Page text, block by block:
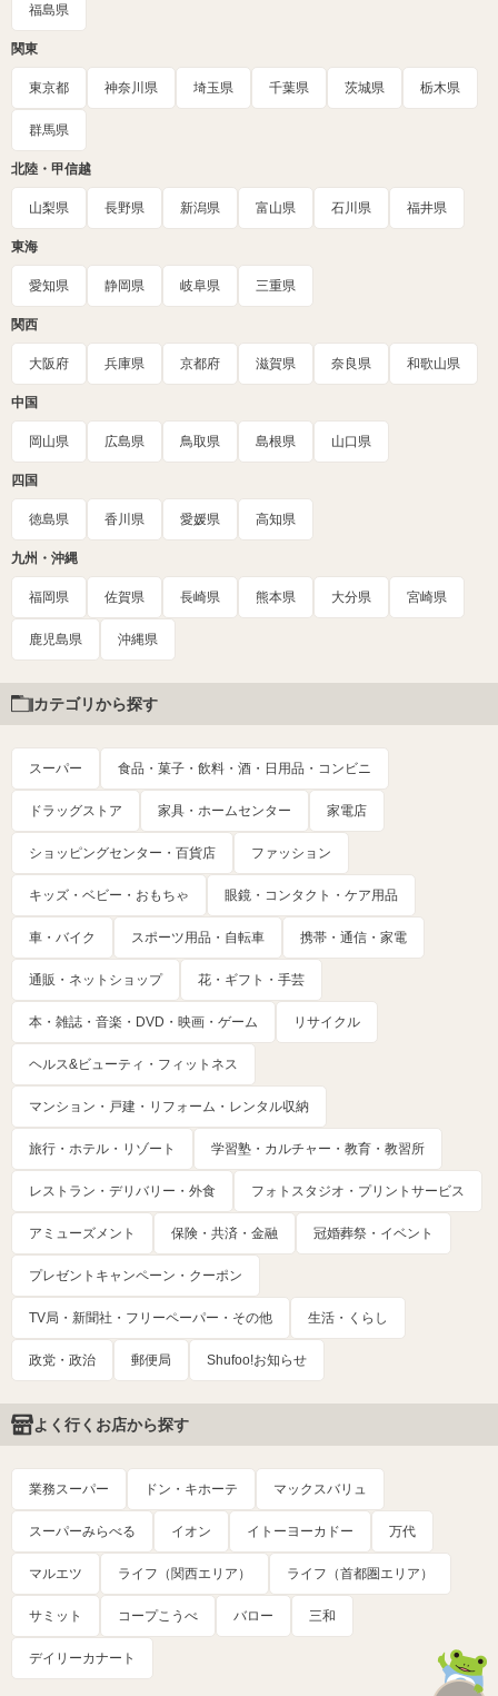
福島県
関東
東京都 神奈川県 埼玉県 千葉県 茨城県 栃木県
群馬県
北陸・甲信越
山梨県 長野県 新潟県 富山県 石川県 福井県
東海
愛知県 静岡県 岐阜県 三重県
関西
大阪府 兵庫県 京都府 滋賀県 奈良県 和歌山県
中国
岡山県 広島県 鳥取県 島根県 山口県
四国
徳島県 香川県 愛媛県 高知県
九州・沖縄
福岡県 佐賀県 長崎県 熊本県 大分県 宮崎県
鹿児島県 沖縄県
カテゴリから探す
スーパー 食品・菓子・飲料・酒・日用品・コンビニ
ドラッグストア 家具・ホームセンター 家電店
ショッピングセンター・百貨店 ファッション
キッズ・ベビー・おもちゃ 眼鏡・コンタクト・ケア用品
車・バイク スポーツ用品・自転車 携帯・通信・家電
通販・ネットショップ 花・ギフト・手芸
本・雑誌・音楽・DVD・映画・ゲーム リサイクル
ヘルス&ビューティ・フィットネス
マンション・戸建・リフォーム・レンタル収納
旅行・ホテル・リゾート 学習塾・カルチャー・教育・教習所
レストラン・デリバリー・外食 フォトスタジオ・プリントサービス
アミューズメント 保険・共済・金融 冠婚葬祭・イベント
プレゼントキャンペーン・クーポン
TV局・新聞社・フリーペーパー・その他 生活・くらし
政党・政治 郵便局 Shufoo!お知らせ
よく行くお店から探す
業務スーパー ドン・キホーテ マックスバリュ
スーパーみらべる イオン イトーヨーカドー 万代
マルエツ ライフ（関西エリア） ライフ（首都圏エリア）
サミット コープこうべ バロー 三和
デイリーカナート